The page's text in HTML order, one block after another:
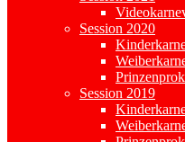
Session 2020
Session 2019